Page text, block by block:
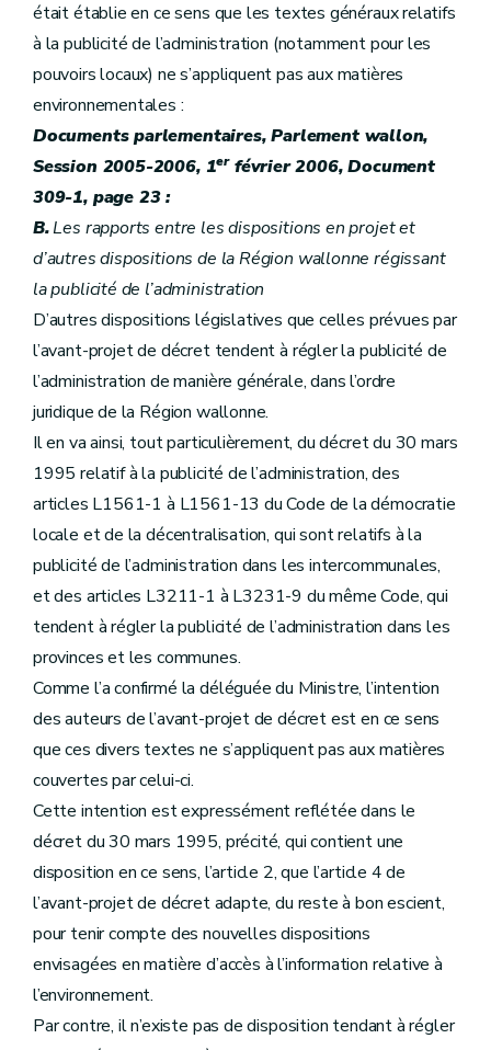
était établie en ce sens que les textes généraux relatifs
à la publicité de l’administration (notamment pour les
pouvoirs locaux) ne s’appliquent pas aux matières
environnementales :
Documents parlementaires, Parlement wallon,
Session 2005-2006, 1erfévrier 2006, Document
309-1, page 23 :
B.Les rapports entre les dispositions en projet et
d’autres dispositions de la Région wallonne régissant
la publicité de l’administration
D’autres dispositions législatives que celles prévues par
l’avant-projet de décret tendent à régler la publicité de
l’administration de manière générale, dans l’ordre
juridique de la Région wallonne.
Il en va ainsi, tout particulièrement, du décret du 30 mars
1995 relatif à la publicité de l’administration, des
articles L1561-1 à L1561-13 du Code de la démocratie
locale et de la décentralisation, qui sont relatifs à la
publicité de l’administration dans les intercommunales,
et des articles L3211-1 à L3231-9 du même Code, qui
tendent à régler la publicité de l’administration dans les
provinces et les communes.
Comme l’a confirmé la déléguée du Ministre, l’intention
des auteurs de l’avant-projet de décret est en ce sens
que ces divers textes ne s’appliquent pas aux matières
couvertes par celui-ci.
Cette intention est expressément reflétée dans le
décret du 30 mars 1995, précité, qui contient une
disposition en ce sens, l’article 2, que l’article 4 de
l’avant-projet de décret adapte, du reste à bon escient,
pour tenir compte des nouvelles dispositions
envisagées en matière d’accès à l’information relative à
l’environnement.
Par contre, il n’existe pas de disposition tendant à régler